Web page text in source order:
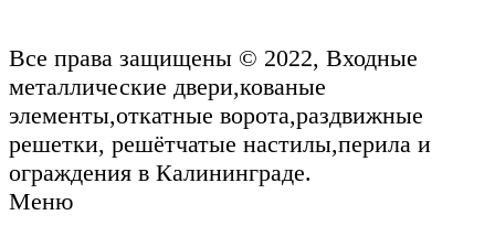
Все права защищены © 2022, Входные
металлические двери,кованые
элементы,откатные ворота,раздвижные
решетки, решётчатые настилы,перила и
ограждения в Калининграде.
Меню